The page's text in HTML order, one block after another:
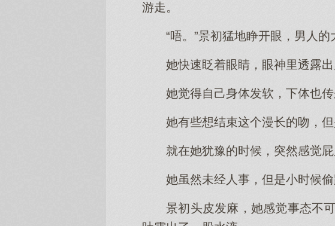
游走。
“唔。”景初猛地睁开眼，男人
她快速眨着眼睛，眼神里透露出
她觉得自己身体发软，下体也
她有些想结束这个漫长的吻，
就在她犹豫的时候，突然感觉
她虽然未经人事，但是小时候
景初头皮发麻，她感觉事态不